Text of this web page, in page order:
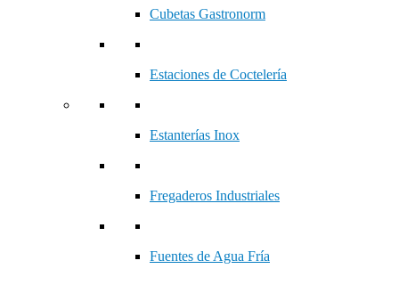
Cubetas Gastronorm
Estaciones de Coctelería
Estanterías Inox
Fregaderos Industriales
Fuentes de Agua Fría